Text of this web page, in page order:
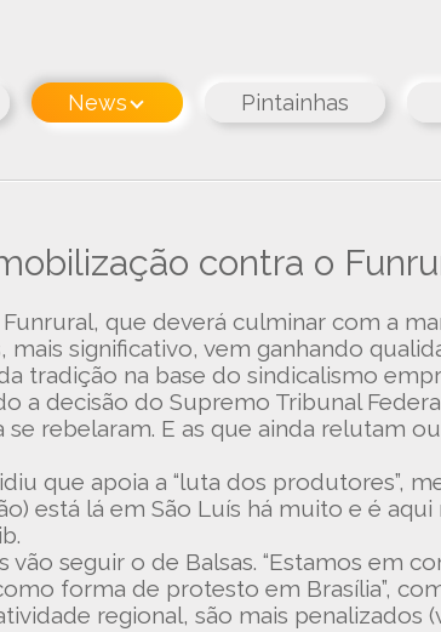
News Pintainhas
contra o
que deverá culminar com a
significativo, vem ganhando
tradição na base do sindicalismo
a decisão do Supremo Tribunal
rebelaram. E as que ainda relutam
que apoia a “luta dos produtores”,
está lá em São Luís há muito e é
seguir o de Balsas. “Estamos em
forma de protesto em Brasília”,
regional, são mais penalizados